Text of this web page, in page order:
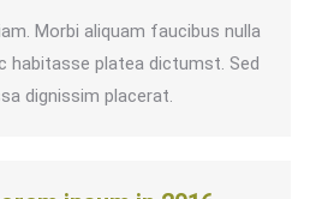
Morbi aliquam faucibus nulla
habitasse platea dictumst. Sed
dignissim placerat.